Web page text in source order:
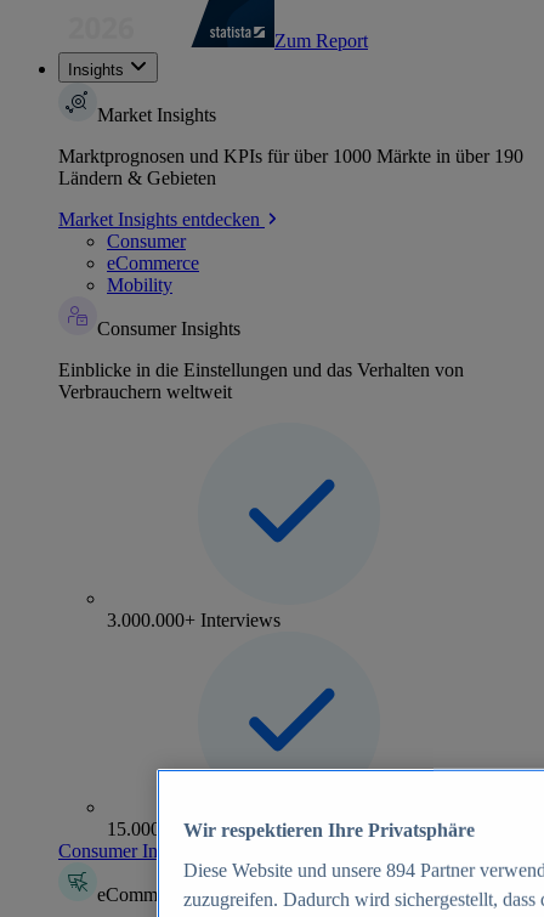
Zum Report
Insights
Market Insights
Marktprognosen und KPIs für über 1000 Märkte in über 190
Ländern & Gebieten
Market Insights entdecken
Consumer
eCommerce
Mobility
Consumer Insights
Einblicke in die Einstellungen und das Verhalten von
Verbrauchern weltweit
3.000.000+ Interviews
15.000+ Marken
Consumer Insights entdecken
eCommerce Insights
Wir respektieren Ihre Privatsphäre
Diese Website und unsere 894 Partner
zuzugreifen. Dadurch wird sichergestellt,